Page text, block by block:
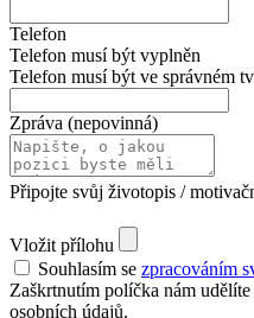
Telefon
Telefon musí být vyplněn
Telefon musí být ve správném
Zpráva (nepovinná)
Připojte svůj životopis /
Vložit přílohu
Souhlasím se zpracováním
Zaškrtnutím políčka nám
osobních údajů.